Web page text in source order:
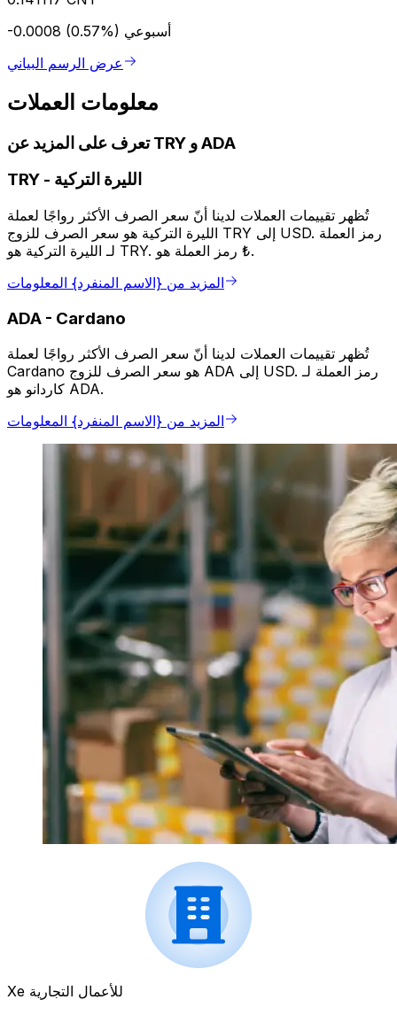
-0.0008 (0.57%) أسبوعي
عرض الرسم البياني
معلومات العملات
تعرف على المزيد عن TRY و ADA
TRY - الليرة التركية
تُظهر تقييمات العملات لدينا أنّ سعر الصرف الأكثر رواجًا لعملة
الليرة التركية هو سعر الصرف للزوج TRY إلى USD. رمز العملة
لـ الليرة التركية هو TRY. رمز العملة هو ₺.
المزيد من {الاسم المنفرد} المعلومات
ADA - Cardano
تُظهر تقييمات العملات لدينا أنّ سعر الصرف الأكثر رواجًا لعملة
Cardano هو سعر الصرف للزوج ADA إلى USD. رمز العملة لـ
كاردانو هو ADA.
المزيد من {الاسم المنفرد} المعلومات
Xe للأعمال التجارية